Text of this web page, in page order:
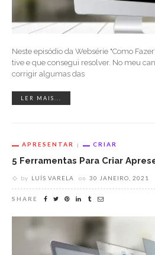
Neste episódio da Websérie "Como
tive e que consegui resolver. No meu
corrigir algumas das
LER MAIS...
APRESENTAR CRIAR
5 Ferramentas Para Criar
by LUÍS VARELA on 30 JANEIRO, 2021
SHARE